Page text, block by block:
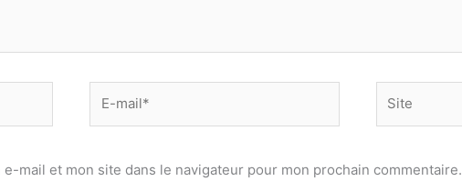
mail*
mail et mon site dans le navigateur pour mon prochain commentaire.